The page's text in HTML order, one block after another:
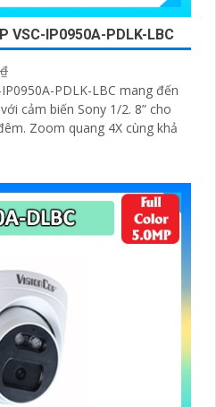
VSC-IP0950A-PDLK-LBC
PDLK-LBC mang đến
cảm biến Sony 1/2. 8” cho
khả